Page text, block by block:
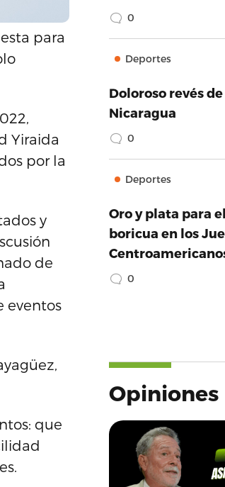
para
Yiraida
por la
y
de
eventos
que
0
Deportes
Doloroso revés
Nicaragua
0
Deportes
Oro y plata para
boricua en los
0
Opiniones